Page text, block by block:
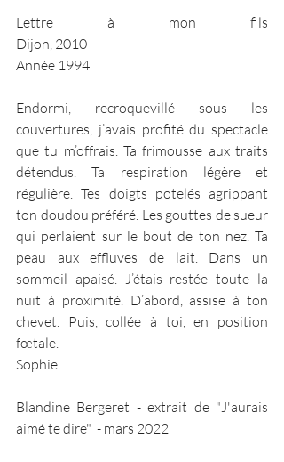
Lettre à mon fils
Dijon, 2010
Année 1994
Endormi, recroquevillé sous les
couvertures, j’avais profité du spectacle
que tu m’offrais. Ta frimousse aux traits
détendus. Ta respiration légère et
régulière. Tes doigts potelés agrippant
ton doudou préféré. Les gouttes de sueur
qui perlaient sur le bout de ton nez. Ta
peau aux effluves de lait. Dans un
sommeil apaisé. J’étais restée toute la
nuit à proximité. D’abord, assise à ton
chevet. Puis, collée à toi, en position
fœtale.
Sophie
Blandine Bergeret - extrait de "J'aurais
aimé te dire"  - mars 2022